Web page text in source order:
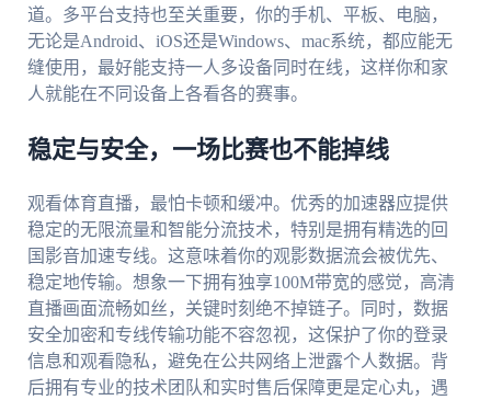
道。多平台支持也至关重要，你的手机、平板、电脑，
无论是Android、iOS还是Windows、mac系统，都应能无
缝使用，最好能支持一人多设备同时在线，这样你和家
人就能在不同设备上各看各的赛事。
稳定与安全，一场比赛也不能掉线
观看体育直播，最怕卡顿和缓冲。优秀的加速器应提供
稳定的无限流量和智能分流技术，特别是拥有精选的回
国影音加速专线。这意味着你的观影数据流会被优先、
稳定地传输。想象一下拥有独享100M带宽的感觉，高清
直播画面流畅如丝，关键时刻绝不掉链子。同时，数据
安全加密和专线传输功能不容忽视，这保护了你的登录
信息和观看隐私，避免在公共网络上泄露个人数据。背
后拥有专业的技术团队和实时售后保障更是定心丸，遇